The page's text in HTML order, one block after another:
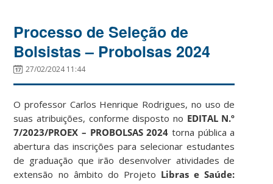
Processo de Seleção de
Bolsistas – Probolsas 2024
27/02/2024 11:44
O professor Carlos Henrique Rodrigues, no uso de
suas atribuições, conforme disposto no EDITAL N.º
7/2023/PROEX – PROBOLSAS 2024 torna pública a
abertura das inscrições para selecionar estudantes
de graduação que irão desenvolver atividades de
extensão no âmbito do Projeto Libras e Saúde: